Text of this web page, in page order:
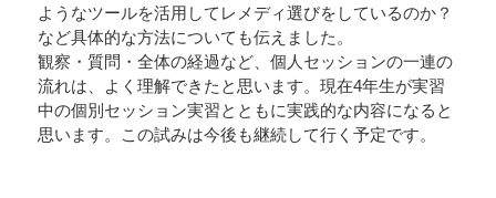
ようなツールを活用してレメディ選びをしているのか？
など具体的な方法についても伝えました。
観察・質問・全体の経過など、個人セッションの一連の
流れは、よく理解できたと思います。現在4年生が実習
中の個別セッション実習とともに実践的な内容になると
思います。この試みは今後も継続して行く予定です。